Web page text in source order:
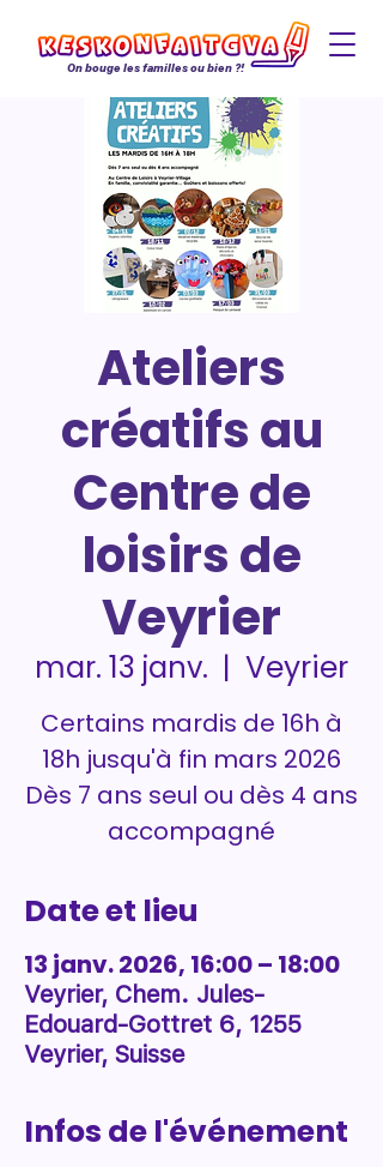
On bouge les familles ou bien ?!
Ateliers
créatifs au
Centre de
loisirs de
Veyrier
mar. 13 janv.
  |
Veyrier
Certains mardis de 16h à
18h jusqu'à fin mars 2026
Dès 7 ans seul ou dès 4 ans
accompagné
Date et lieu
13 janv. 2026, 16:00 – 18:00
Veyrier, Chem. Jules-
Edouard-Gottret 6, 1255
Veyrier, Suisse
Infos de l'événement